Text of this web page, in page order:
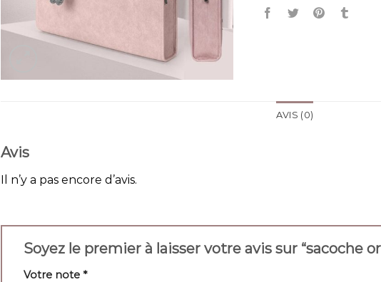
AVIS (0)
Avis
Il n’y a pas encore d’avis.
Soyez le premier à laisser votre avis sur “sacoche
Votre note *